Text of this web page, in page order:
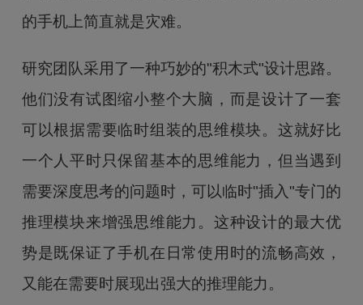
的手机上简直就是灾难。
研究团队采用了一种巧妙的"积木式"设计思路。
他们没有试图缩小整个大脑，而是设计了一套
可以根据需要临时组装的思维模块。这就好比
一个人平时只保留基本的思维能力，但当遇到
需要深度思考的问题时，可以临时"插入"专门的
推理模块来增强思维能力。这种设计的最大优
势是既保证了手机在日常使用时的流畅高效，
又能在需要时展现出强大的推理能力。